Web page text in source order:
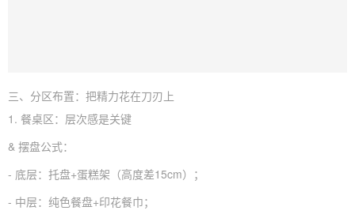
三、分区布置：把精力花在刀刃上
1. 餐桌区：层次感是关键
& 摆盘公式：
- 底层：托盘+蛋糕架（高度差15cm）；
- 中层：纯色餐盘+印花餐巾；